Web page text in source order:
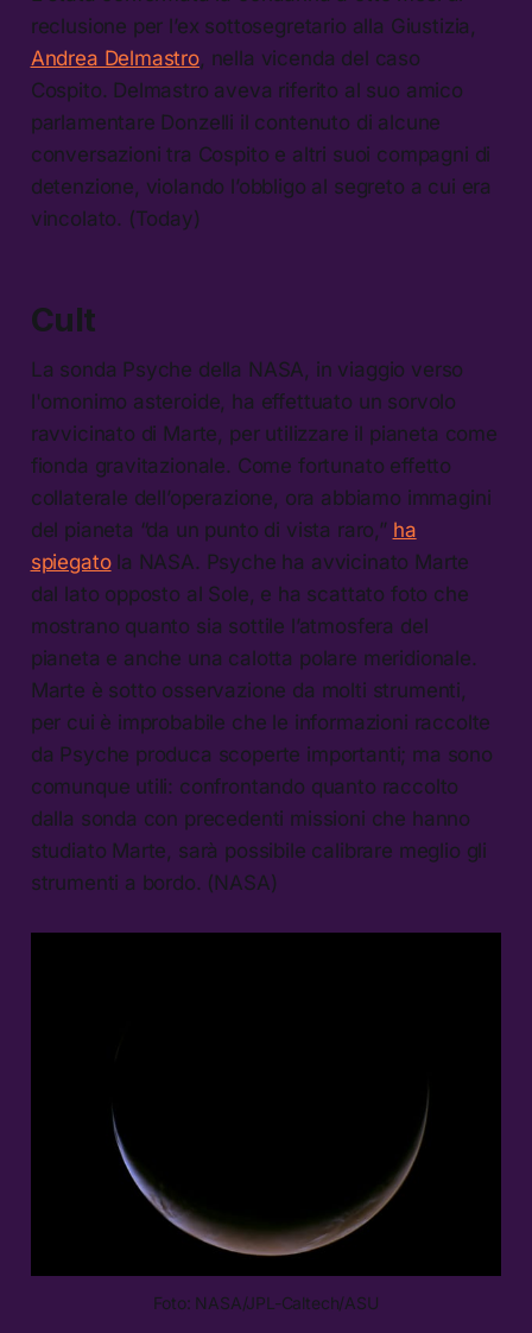
reclusione per l’ex sottosegretario alla Giustizia,
Andrea Delmastro, nella vicenda del caso
Cospito. Delmastro aveva riferito al suo amico
parlamentare Donzelli il contenuto di alcune
conversazioni tra Cospito e altri suoi compagni di
detenzione, violando l’obbligo al segreto a cui era
vincolato. (Today)
Cult
La sonda Psyche della NASA, in viaggio verso
l'omonimo asteroide, ha effettuato un sorvolo
ravvicinato di Marte, per utilizzare il pianeta come
fionda gravitazionale. Come fortunato effetto
collaterale dell’operazione, ora abbiamo immagini
del pianeta “da un punto di vista raro,” ha
spiegatola NASA. Psyche ha avvicinato Marte
dal lato opposto al Sole, e ha scattato foto che
mostrano quanto sia sottile l’atmosfera del
pianeta e anche una calotta polare meridionale.
Marte è sotto osservazione da molti strumenti,
per cui è improbabile che le informazioni raccolte
da Psyche produca scoperte importanti; ma sono
comunque utili: confrontando quanto raccolto
dalla sonda con precedenti missioni che hanno
studiato Marte, sarà possibile calibrare meglio gli
strumenti a bordo. (NASA)
Foto: NASA/JPL-Caltech/ASU